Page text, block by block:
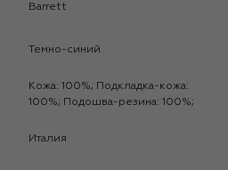
Barrett
Темно-синий
Кожа: 100%; Подкладка-кожа:
100%; Подошва-резина: 100%;
Италия